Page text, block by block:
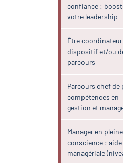
confiance :
votre leadership
Être coordinateur
dispositif et/ou
parcours
Parcours chef de
compétences en
gestion et
Manager en pleine
conscience : aide
managériale